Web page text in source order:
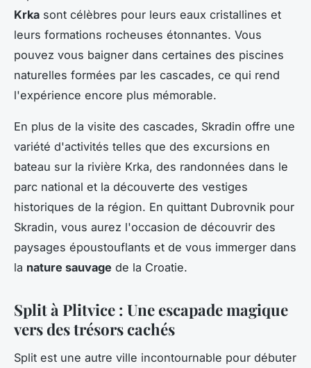
Krka sont célèbres pour leurs eaux cristallines et
leurs formations rocheuses étonnantes. Vous
pouvez vous baigner dans certaines des piscines
naturelles formées par les cascades, ce qui rend
l'expérience encore plus mémorable.
En plus de la visite des cascades, Skradin offre une
variété d'activités telles que des excursions en
bateau sur la rivière Krka, des randonnées dans le
parc national et la découverte des vestiges
historiques de la région. En quittant Dubrovnik pour
Skradin, vous aurez l'occasion de découvrir des
paysages époustouflants et de vous immerger dans
la nature sauvage de la Croatie.
Split à Plitvice : Une escapade magique
vers des trésors cachés
Split est une autre ville incontournable pour débuter